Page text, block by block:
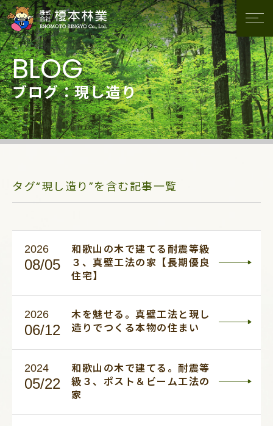
ブログ：現し造り
タグ“現し造り”を含む記事一覧
2026
08/05
和歌山の木で建てる耐震等級
３、真壁工法の家【長期優良
住宅】
2026
06/12
木を魅せる。真壁工法と現し
造りでつくる本物の住まい
2024
05/22
和歌山の木で建てる。耐震等
級３、ポスト＆ビーム工法の
家